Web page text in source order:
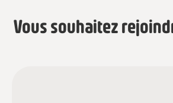
Vous souhaitez